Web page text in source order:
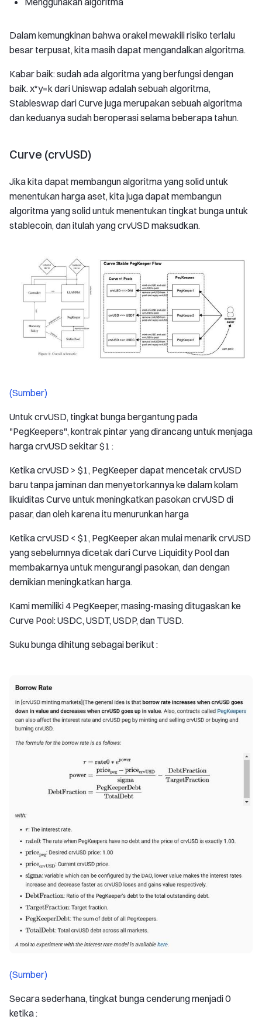
Dalam kemungkinan bahwa orakel mewakili risiko terlalu
besar terpusat, kita masih dapat mengandalkan algoritma.
Kabar baik: sudah ada algoritma yang berfungsi dengan
baik. x*y=k dari Uniswap adalah sebuah algoritma,
Stableswap dari Curve juga merupakan sebuah algoritma
dan keduanya sudah beroperasi selama beberapa tahun.
Curve (crvUSD)
Jika kita dapat membangun algoritma yang solid untuk
menentukan harga aset, kita juga dapat membangun
algoritma yang solid untuk menentukan tingkat bunga untuk
stablecoin, dan itulah yang crvUSD maksudkan.
(Sumber)
Untuk crvUSD, tingkat bunga bergantung pada
"PegKeepers", kontrak pintar yang dirancang untuk menjaga
harga crvUSD sekitar $1 :
Ketika crvUSD > $1, PegKeeper dapat mencetak crvUSD
baru tanpa jaminan dan menyetorkannya ke dalam kolam
likuiditas Curve untuk meningkatkan pasokan crvUSD di
pasar, dan oleh karena itu menurunkan harga
Ketika crvUSD < $1, PegKeeper akan mulai menarik crvUSD
yang sebelumnya dicetak dari Curve Liquidity Pool dan
membakarnya untuk mengurangi pasokan, dan dengan
demikian meningkatkan harga.
Kami memiliki 4 PegKeeper, masing-masing ditugaskan ke
Curve Pool: USDC, USDT, USDP, dan TUSD.
Suku bunga dihitung sebagai berikut :
(Sumber)
Secara sederhana, tingkat bunga cenderung menjadi 0
ketika :